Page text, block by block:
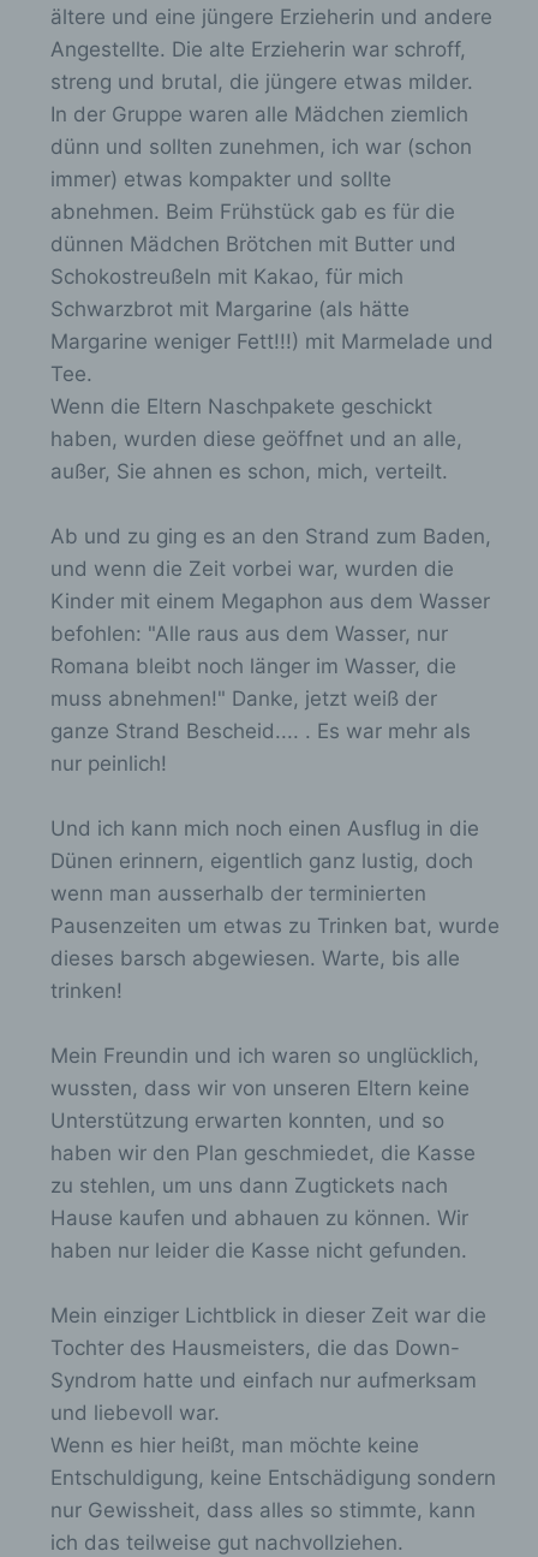
ältere und eine jüngere Erzieherin und andere
Angestellte. Die alte Erzieherin war schroff,
streng und brutal, die jüngere etwas milder.
In der Gruppe waren alle Mädchen ziemlich
dünn und sollten zunehmen, ich war (schon
immer) etwas kompakter und sollte
abnehmen. Beim Frühstück gab es für die
dünnen Mädchen Brötchen mit Butter und
Schokostreußeln mit Kakao, für mich
Schwarzbrot mit Margarine (als hätte
Margarine weniger Fett!!!) mit Marmelade und
Tee.
Wenn die Eltern Naschpakete geschickt
haben, wurden diese geöffnet und an alle,
außer, Sie ahnen es schon, mich, verteilt.
Ab und zu ging es an den Strand zum Baden,
und wenn die Zeit vorbei war, wurden die
Kinder mit einem Megaphon aus dem Wasser
befohlen: "Alle raus aus dem Wasser, nur
Romana bleibt noch länger im Wasser, die
muss abnehmen!" Danke, jetzt weiß der
ganze Strand Bescheid.... . Es war mehr als
nur peinlich!
Und ich kann mich noch einen Ausflug in die
Dünen erinnern, eigentlich ganz lustig, doch
wenn man ausserhalb der terminierten
Pausenzeiten um etwas zu Trinken bat, wurde
dieses barsch abgewiesen. Warte, bis alle
trinken!
Mein Freundin und ich waren so unglücklich,
wussten, dass wir von unseren Eltern keine
Unterstützung erwarten konnten, und so
haben wir den Plan geschmiedet, die Kasse
zu stehlen, um uns dann Zugtickets nach
Hause kaufen und abhauen zu können. Wir
haben nur leider die Kasse nicht gefunden.
Mein einziger Lichtblick in dieser Zeit war die
Tochter des Hausmeisters, die das Down-
Syndrom hatte und einfach nur aufmerksam
und liebevoll war.
Wenn es hier heißt, man möchte keine
Entschuldigung, keine Entschädigung sondern
nur Gewissheit, dass alles so stimmte, kann
ich das teilweise gut nachvollziehen.
n
bereitstellen, die ohne die Cookie-Setzung nicht
möglich wären.
Mittels eines Cookies können die Informationen
und Angebote auf unserer Internetseite im Sinne
des Benutzers optimiert werden. Cookies
ermöglichen uns, wie bereits erwähnt, die
Benutzer unserer Internetseite wiederzuerkennen.
Zweck dieser Wiedererkennung ist es, den
Nutzern die Verwendung unserer Internetseite zu
erleichtern. Der Benutzer einer Internetseite, die
Cookies verwendet, muss beispielsweise nicht bei
jedem Besuch der Internetseite erneut seine
Zugangsdaten eingeben, weil dies von der
Internetseite und dem auf dem Computersystem
des Benutzers abgelegten Cookie übernommen
wird. Ein weiteres Beispiel ist das Cookie eines
Warenkorbes im Online-Shop. Der Online-Shop
merkt sich die Artikel, die ein Kunde in den
virtuellen Warenkorb gelegt hat, über ein Cookie.
Cookies durch unsere Internetseite jederzeit
mittels einer entsprechenden Einstellung des
genutzten Internetbrowsers verhindern und damit
der Setzung von Cookies dauerhaft
widersprechen. Ferner können bereits gesetzte
Cookies jederzeit über einen Internetbrowser oder
andere Softwareprogramme gelöscht werden. Dies
ist in allen gängigen Internetbrowsern möglich.
Deaktiviert die betroffene Person die Setzung von
Cookies in dem genutzten Internetbrowser, sind
unter Umständen nicht alle Funktionen unserer
Erfassung von allgemeinen Daten und
Informationen
Die Internetseite erfasst mit jedem Aufruf der
Internetseite durch eine betroffene Person oder
ein automatisiertes System eine Reihe von
allgemeinen Daten und Informationen. Diese
den Logfiles des Servers gespeichert. Erfasst
werden können die (1) verwendeten
Browsertypen und Versionen, (2) das vom
zugreifenden System verwendete
Betriebssystem, (3) die Internetseite, von
welcher ein zugreifendes System auf unsere
Internetseite gelangt (sogenannte Referrer), (4)
die Unterwebseiten, welche über ein
zugreifendes System auf unserer Internetseite
angesteuert werden, (5) das Datum und die
eine Internet-Protokoll-Adresse (IP-Adresse),
(7) der Internet-Service-Provider des
zugreifenden Systems und (8) sonstige ähnliche
Daten und Informationen, die der
Gefahrenabwehr im Falle von Angriffen auf
dienen.
Bei der Nutzung dieser allgemeinen Daten und
Informationen ziehen wird keine Rückschlüsse auf
die betroffene Person. Diese Informationen werden